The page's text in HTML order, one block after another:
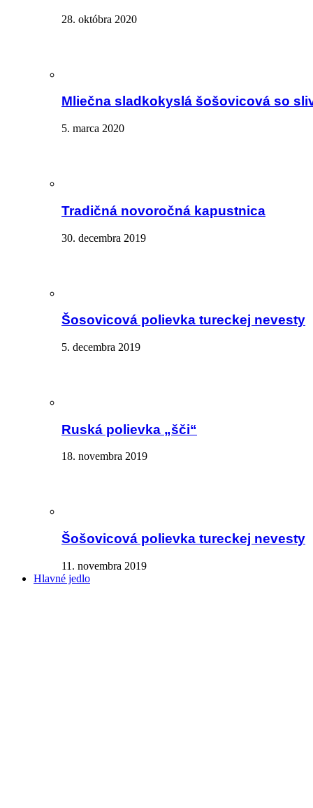
28. októbra 2020
Mliečna sladkokyslá šošovicová so
5. marca 2020
Tradičná novoročná kapustnica
30. decembra 2019
Šosovicová polievka tureckej nevesty
5. decembra 2019
Ruská polievka „šči“
18. novembra 2019
Šošovicová polievka tureckej nevesty
11. novembra 2019
Hlavné jedlo